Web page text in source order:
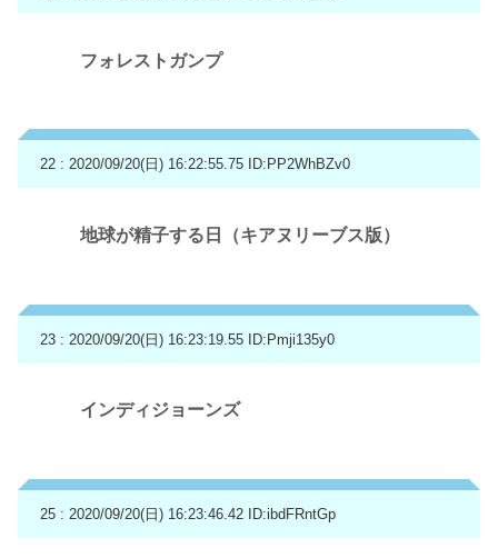
フォレストガンプ
22 : 2020/09/20(日) 16:22:55.75 ID:PP2WhBZv0
地球が精子する日（キアヌリーブス版）
23 : 2020/09/20(日) 16:23:19.55 ID:Pmji135y0
インディジョーンズ
25 : 2020/09/20(日) 16:23:46.42 ID:ibdFRntGp